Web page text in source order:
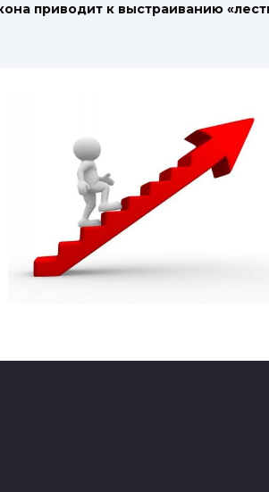
приводит к выстраиванию